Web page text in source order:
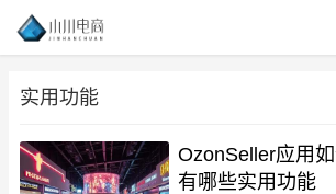
实用功能
OzonSeller应用
有哪些实用功能